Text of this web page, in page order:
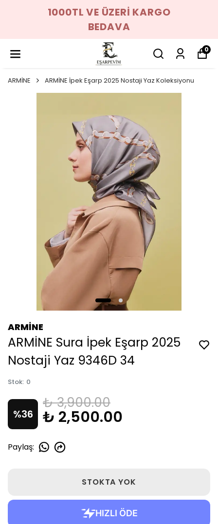
1000TL VE ÜZERİ KARGO
BEDAVA
0
ARMİNE ARMİNE İpek Eşarp 2025 Nostaji Yaz Koleksiyonu
ARMİNE
ARMİNE Sura İpek Eşarp 2025
Nostaji Yaz 9346D 34
Stok: 0
%36
₺ 3,900.00
₺ 2,500.00
Paylaş:
STOKTA YOK